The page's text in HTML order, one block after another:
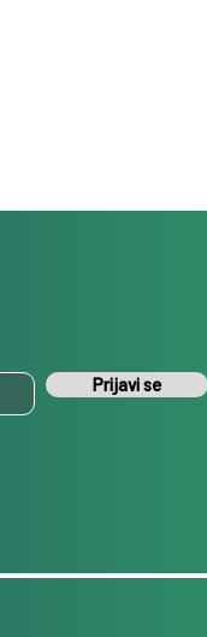
Prijavi se